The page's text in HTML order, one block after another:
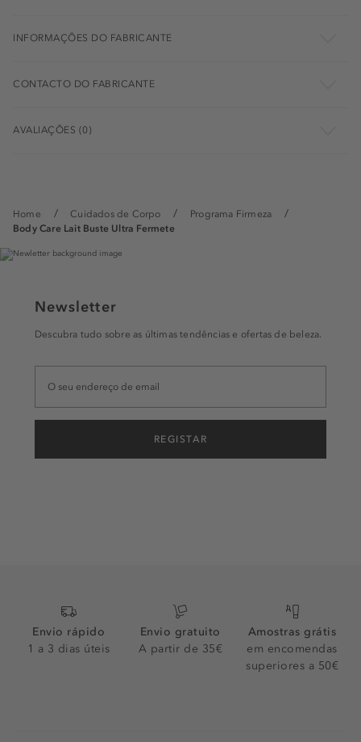
Home Cuidados de Corpo
Programa Firmeza
Body Care Lait Buste Ultra Fermete
INFORMAÇÕES DO FABRICANTE
CONTACTO DO FABRICANTE
AVALIAÇÕES (0)
Newsletter
Descubra tudo sobre as últimas tendências e ofertas de beleza.
REGISTAR
Envio rápido
1 a 3 dias úteis
Envio gratuito
A partir de 35€
Amostras grátis
em encomendas
superiores a 50€